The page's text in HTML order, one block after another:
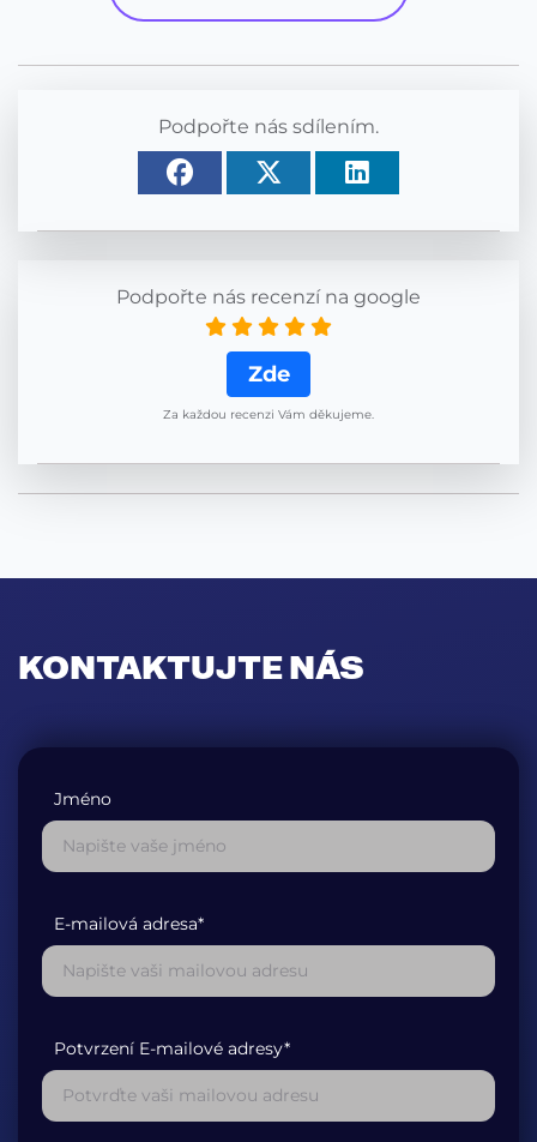
Podpořte nás sdílením.
Podpořte nás recenzí na google
Zde
Za každou recenzi Vám děkujeme.
KONTAKTUJTE NÁS
Jméno
E-mailová adresa*
Potvrzení E-mailové adresy*